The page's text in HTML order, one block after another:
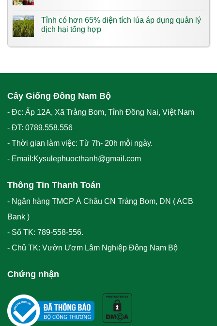
Tỉnh có hơn 65% diện tích lúa áp dụng quản lý
dịch hại tổng hợp
Cây Giống Đông Nam Bộ
- Đc: Ấp 12A, Xã Trảng Bom, Tỉnh Đồng Nai, Việt Nam
- ĐT: 0789.558.556
- Thời gian làm việc: Từ 7h- 20h mỗi ngày.
- Email:Kysulephuocthanh@gmail.com
Thông Tin Thanh Toán
- Ngân hàng TMCP Á Châu CN Trảng Bom, DN ( ACB
Bank )
- Số TK: 789-558-556.
- Chủ TK: Vườn Ươm Lâm Nghiệp Đông Nam Bộ
Chứng nhận